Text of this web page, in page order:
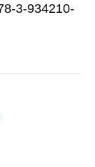
3-934210-